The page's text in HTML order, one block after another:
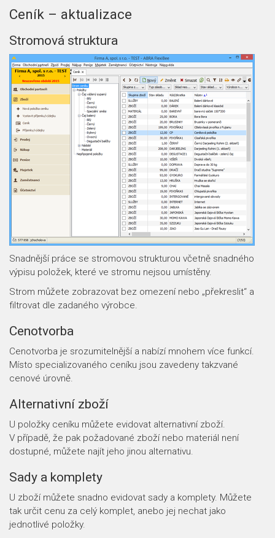
Ceník – aktualizace
Stromová struktura
Snadnější práce se stromovou strukturou včetně snadného
výpisu položek, které ve stromu nejsou umístěny.
Strom můžete zobrazovat bez omezení nebo „překreslit“ a
filtrovat dle zadaného výrobce.
Cenotvorba
Cenotvorba je srozumitelnější a nabízí mnohem více funkcí.
Místo specializovaného ceníku jsou zavedeny takzvané
cenové úrovně.
Alternativní zboží
U položky ceníku můžete evidovat alternativní zboží.
V případě, že pak požadované zboží nebo materiál není
dostupné, můžete najít jeho jinou alternativu.
Sady a komplety
U zboží můžete snadno evidovat sady a komplety. Můžete
tak určit cenu za celý komplet, anebo jej nechat jako
jednotlivé položky.